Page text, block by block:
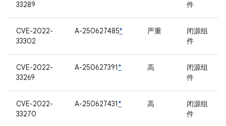
33289
件
CVE-2022-
33302
A-250627485* 严重
闭源组
件
CVE-2022-
33269
A-250627391* 高
闭源组
件
CVE-2022-
33270
A-250627431* 高
闭源组
件